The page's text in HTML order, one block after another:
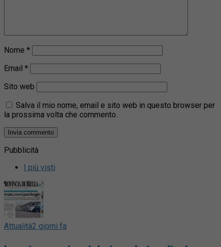
Nome *
Email *
Sito web
Salva il mio nome, email e sito web in questo browser per
la prossima volta che commento.
Pubblicità
I più visti
Attualità2 giorni fa